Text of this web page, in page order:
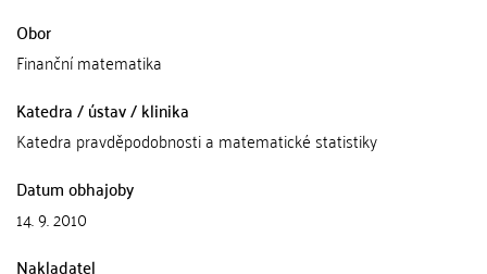
Obor
Finanční matematika
Katedra / ústav / klinika
Katedra pravděpodobnosti a matematické statistiky
Datum obhajoby
14. 9. 2010
Nakladatel